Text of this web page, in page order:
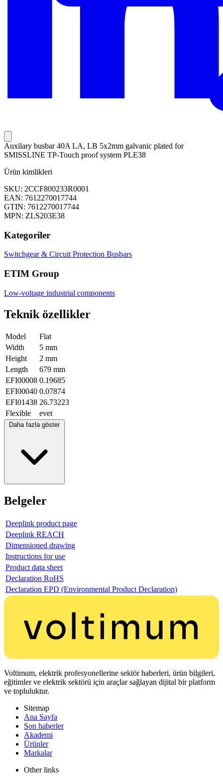
Auxilary busbar 40A LA, LB 5x2mm galvanic plated for
SMISSLINE TP-Touch proof system PLE38
Ürün kimlikleri
SKU: 2CCF800233R0001
EAN: 7612270017744
GTIN: 7612270017744
MPN: ZLS203E38
Kategoriler
Switchgear & Circuit Protection Busbars
ETIM Group
Low-voltage industrial components
Teknik özellikler
Model
Flat
Width
5 mm
Height
2 mm
Length
679 mm
EFI00008 0.19685
EFI00040 0.07874
EFI01438 26.73223
Flexible
evet
Daha fazla göster
Belgeler
Deeplink product page
Deeplink REACH
Dimensioned drawing
Instructions for use
Product data sheet
Declaration RoHS
Declaration EPD (Environmental Product Declaration)
Voltimum, elektrik profesyonellerine sektör haberleri, ürün bilgileri,
eğitimler ve elektrik sektörü için araçlar sağlayan dijital bir platform
ve topluluktur.
Sitemap
Ana Sayfa
Son haberler
Akademi
Ürünler
Markalar
Other links